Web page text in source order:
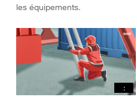
les équipements.
: